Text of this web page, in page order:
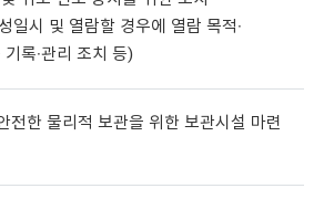
일시 및 열람할 경우에 열람 목적·
록·관리 조치 등)
전한 물리적 보관을 위한 보관시설 마련